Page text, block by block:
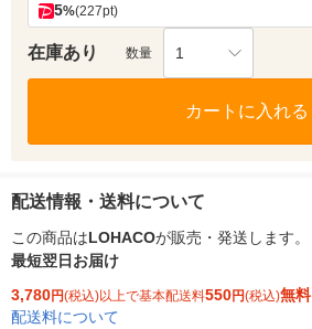
5%(227pt)
在庫あり 数量 1
カートに入れる
配送情報・送料について
この商品はLOHACOが販売・発送します。
最短翌日お届け
3,780円(税込)以上で基本配送料550円(税込)無料
配送料について